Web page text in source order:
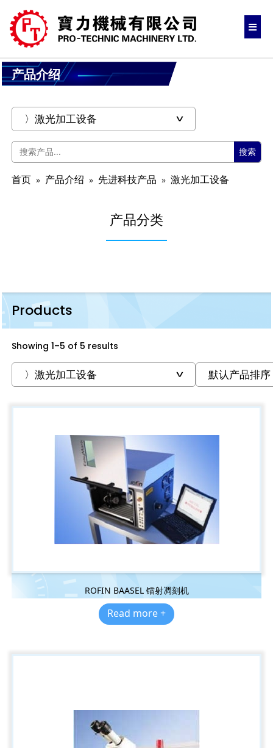
产品介绍
搜索
首页 产品介绍 先进科技产品 激光加工设备
产品分类
Products
Showing 1–5 of 5 results
ROFIN BAASEL 镭射凋刻机
Read more +